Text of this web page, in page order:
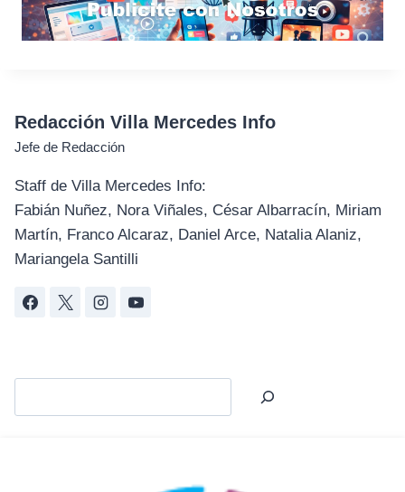
Redacción Villa Mercedes Info
Jefe de Redacción
Staff de Villa Mercedes Info:
Fabián Nuñez, Nora Viñales, César Albarracín, Miriam
Martín, Franco Alcaraz, Daniel Arce, Natalia Alaniz,
Mariangela Santilli